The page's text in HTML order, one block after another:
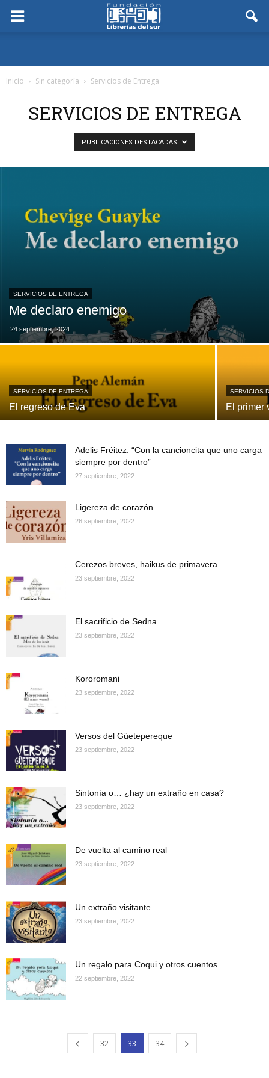
Inicio Sin categoría Servicios de Entrega
SERVICIOS DE ENTREGA
PUBLICACIONES DESTACADAS
SERVICIOS DE ENTREGA
Me declaro enemigo
24 septiembre, 2024
SERVICIOS DE ENTREGA
El regreso de Eva
SERVICIOS
El primer
Adelis Fréitez: “Con la cancioncita que uno carga
siempre por dentro”
27 septiembre, 2022
Ligereza de corazón
26 septiembre, 2022
Cerezos breves, haikus de primavera
23 septiembre, 2022
El sacrificio de Sedna
23 septiembre, 2022
Kororomani
23 septiembre, 2022
Versos del Güetepereque
23 septiembre, 2022
Sintonía o… ¿hay un extraño en casa?
23 septiembre, 2022
De vuelta al camino real
23 septiembre, 2022
Un extraño visitante
23 septiembre, 2022
Un regalo para Coqui y otros cuentos
22 septiembre, 2022
32 33 34